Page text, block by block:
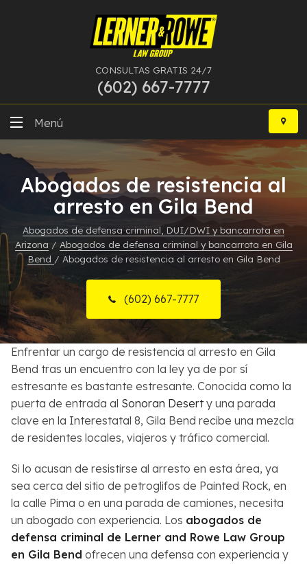
CONSULTAS GRATIS 24/7
(602) 667-7777
Ir
contenido
Menú
DUI
Delitos Graves
Bancarrota
Más Especialidades
Recursos
Sobre Nosotros
Contactos
English
Buscar
Abogados de resistencia al
arresto en Gila Bend
Abogados de defensa criminal, DUI/DWI y bancarrota en
Arizona / Abogados de defensa criminal y bancarrota en Gila
Bend / Abogados de resistencia al arresto en Gila Bend
(602) 667-7777
Enfrentar un cargo de resistencia al arresto en Gila
Bend tras un encuentro con la ley ya de por sí
estresante es bastante estresante. Conocida como la
puerta de entrada al Sonoran Deserty una parada
clave en la Interestatal 8, Gila Bend recibe una mezcla
de residentes locales, viajeros y tráfico comercial.
Si lo acusan de resistirse al arresto en esta área, ya
sea cerca del sitio de petroglifos de Painted Rock, en
la calle Pima o en una parada de camiones, necesita
un abogado con experiencia. Los abogados de
defensa criminal de Lerner and Rowe Law Group
en Gila Bend ofrecen una defensa con experiencia y